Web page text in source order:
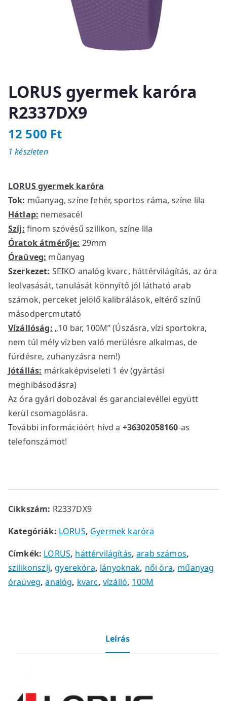
LORUS gyermek karóra
R2337DX9
12 500 Ft
LORUS gyermek karóra
Tok: műanyag, színe fehér, sportos ráma, színe lila
Hátlap: nemesacél
Szíj: finom szövésű szilikon, színe lila
Óratok átmérője: 29mm
Óraüveg: műanyag
Szerkezet: SEIKO analóg kvarc, háttérvilágítás, az óra
leolvasását, tanulását könnyítő jól látható arab
számok, perceket jelölő kalibrálások, eltérő színű
másodpercmutató
Vízállóság: „10 bar, 100M” (Úszásra, vízi sportokra,
nem túl mély vízben való merülésre alkalmas, de
fürdésre, zuhanyzásra nem!)
Jótállás: márkaképviseleti 1 év (gyártási
meghibásodásra)
Az óra gyári dobozával és garancialevéllel együtt
kerül csomagolásra.
További információért hívd a +36302058160-as
telefonszámot!
1 készleten
Cikkszám: R2337DX9
Kategóriák: LORUS, Gyermek karóra
Címkék: LORUS, háttérvilágítás,arab számos,
szilikonszíj,gyerekóra, lányoknak, női óra, műanyag
óraüveg,analóg, kvarc, vízálló, 100M
Leírás